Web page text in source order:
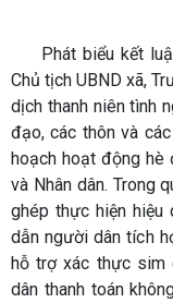
Phát biểu kết
Chủ tịch UBND xã,
dịch thanh niên tình
đạo, các thôn và
hoạch hoạt động hè
và Nhân dân. Trong
ghép thực hiện
dẫn người dân tích
hỗ trợ xác thực sim
dân thanh toán